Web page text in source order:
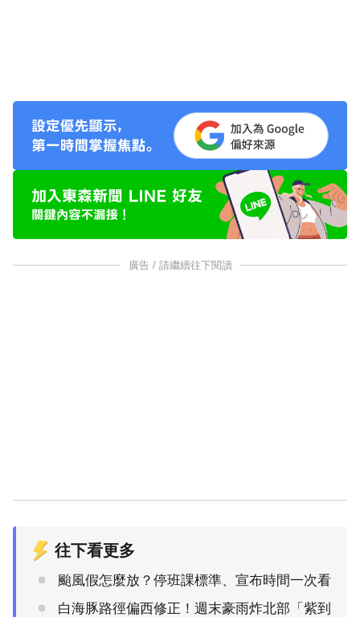
廣告 / 請繼續往下閱讀
往下看更多
颱風假怎麼放？停班課標準、宣布時間一次看
白海豚路徑偏西修正！週末豪雨炸北部「紫到